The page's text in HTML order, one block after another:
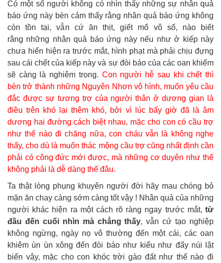
Có một số người không có nhìn thấy những sự nhân quả
báo ứng này bèn cảm thấy rằng nhân quả báo ứng không
còn tồn tại, vẫn cứ ăn thịt, giết mổ vô số, nào biết
rằng những nhân quả báo ứng này nếu như ở kiếp này
chưa hiển hiện ra trước mắt, hình phạt mà phải chịu đựng
sau cái chết của kiếp này và sự đòi báo của các oan khiếm
sẽ càng là nghiêm trọng. Con người hễ sau khi chết thì
bèn trở thành những Nguyên Nhơn vô hình, muốn yêu cầu
đắc được sự tương trợ của người thân ở dương gian là
điều trên khó lại thêm khó, bởi vì lúc bấy giờ đã là âm
dương hai đường cách biệt nhau, mặc cho con có cầu trợ
như thế nào đi chăng nữa, con cháu vẫn là không nghe
thấy, cho dù là muốn thác mộng cầu trợ cũng nhất định cần
phải có công đức mới được, mà những cơ duyên như thế
không phải là dễ dàng thế đâu.
Ta thật lòng phụng khuyên người đời hãy mau chóng bỏ
mặn ăn chay càng sớm càng tốt vậy ! Nhân quả của những
người khác hiện ra một cách rõ ràng ngay trước mắt, từ
đầu đến cuối nhìn mà chẳng thấy, vẫn cứ tạo nghiệp
không ngừng, ngày nọ vô thường đến một cái, các oan
khiêm ùn ùn xông đến đòi báo như kiểu như đẩy núi lật
biển vậy, mặc cho con khóc trời gào đất như thế nào đi